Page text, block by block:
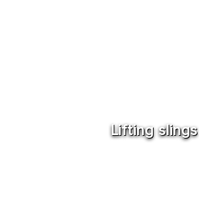
Lifting slings